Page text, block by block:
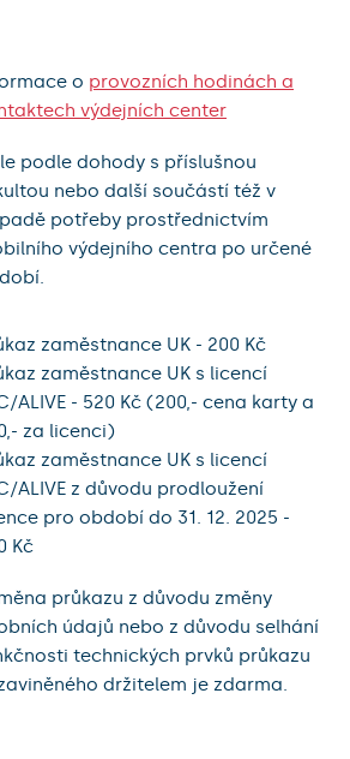
o provozních hodinách a
výdejních center
podle dohody s příslušnou
nebo další součástí též v
potřeby prostřednictvím
výdejního centra po určené
zaměstnance UK - 200 Kč
zaměstnance UK s licencí
ALIVE - 520 Kč (200,- cena karty a
za licenci)
zaměstnance UK s licencí
ALIVE z důvodu prodloužení
pro období do 31. 12. 2025 -
Kč
průkazu z důvodu změny
údajů nebo z důvodu selhání
technických prvků průkazu
držitelem je zdarma.